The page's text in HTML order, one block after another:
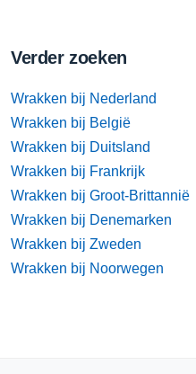
Verder zoeken
Wrakken bij Nederland
Wrakken bij België
Wrakken bij Duitsland
Wrakken bij Frankrijk
Wrakken bij Groot-Brittannië
Wrakken bij Denemarken
Wrakken bij Zweden
Wrakken bij Noorwegen